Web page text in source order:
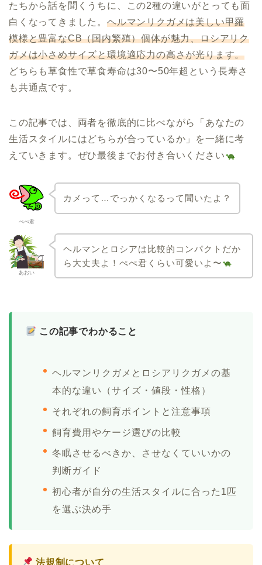
たちから話を聞くうちに、この2種の違いがとっても面
白くなってきました。ヘルマンリクガメは美しい甲羅
模様と豊富なCB（国内繁殖）個体が魅力、ロシアリク
ガメは小さめサイズと環境適応力の高さが光ります。
どちらも草食性で草食寿命は30〜50年超という長寿さ
も共通点です。
この記事では、両者を徹底的に比べながら「あなたの
生活スタイルにはどちらが合っているか」を一緒に考
えていきます。ぜひ最後までお付き合いください
ぺぺ君
カメって…でっかくなるって聞いたよ？
あおい
ヘルマンとロシアは比較的コンパクトだか
ら大丈夫よ！ぺぺ君くらい可愛いよ〜
この記事でわかること
ヘルマンリクガメとロシアリクガメの基
本的な違い（サイズ・値段・性格）
それぞれの飼育ポイントと注意事項
飼育費用やケージ選びの比較
冬眠させるべきか、させなくていいかの
判断ガイド
初心者が自分の生活スタイルに合った1匹
を選ぶ決め手
法規制について